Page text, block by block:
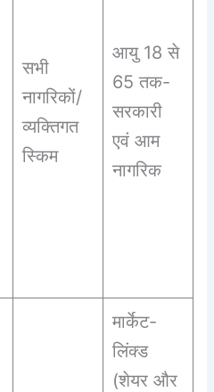
सभी
नागरिकों/
व्यक्तिगत
स्किम
आयु 18 से
65 तक-
सरकारी
एवं आम
नागरिक
मार्केट-
लिंक्ड
(शेयर और